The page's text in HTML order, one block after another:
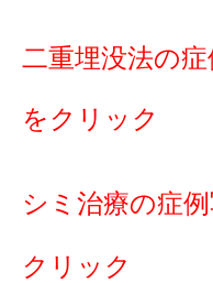
二重埋没法の症
をクリック
シミ治療の症
クリック